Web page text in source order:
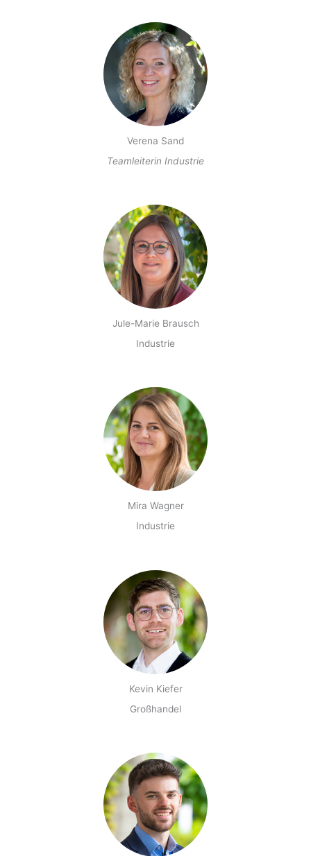
Verena Sand
Teamleiterin Industrie
Jule-Marie Brausch
Industrie
Mira Wagner
Industrie
Kevin Kiefer
Großhandel